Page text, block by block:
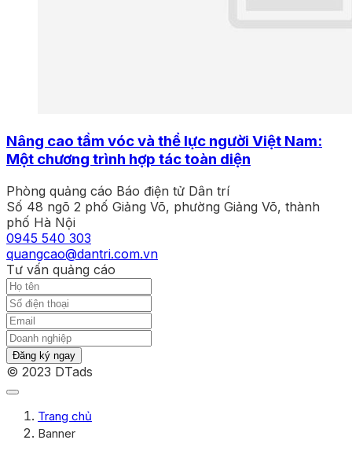
Nâng cao tầm vóc và thể lực người Việt Nam:
Một chương trình hợp tác toàn diện
Phòng quảng cáo Báo điện tử Dân trí
Số 48 ngõ 2 phố Giảng Võ, phường Giảng Võ, thành
phố Hà Nội
0945 540 303
quangcao@dantri.com.vn
Tư vấn quảng cáo
Đăng ký ngay
© 2023 DTads
Trang chủ
Banner